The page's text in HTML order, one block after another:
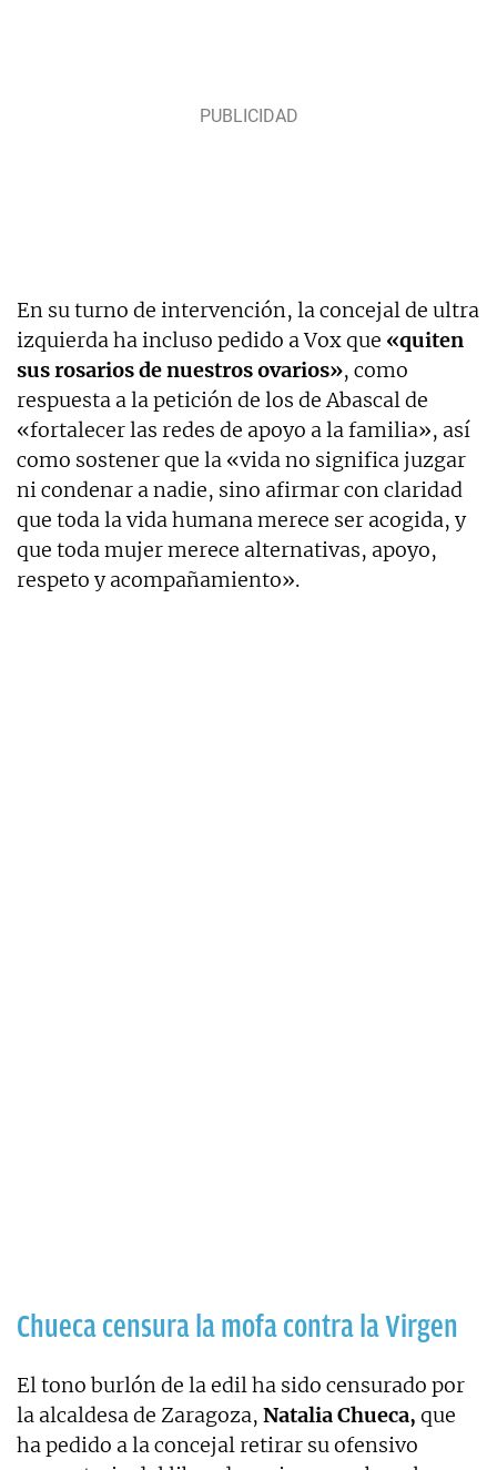
En su turno de intervención, la concejal de ultra
izquierda ha incluso pedido a Vox que «quiten
sus rosarios de nuestros ovarios», como
respuesta a la petición de los de Abascal de
«fortalecer las redes de apoyo a la familia», así
como sostener que la «vida no significa juzgar
ni condenar a nadie, sino afirmar con claridad
que toda la vida humana merece ser acogida, y
que toda mujer merece alternativas, apoyo,
respeto y acompañamiento».
Chueca censura la mofa contra la Virgen
El tono burlón de la edil ha sido censurado por
la alcaldesa de Zaragoza, Natalia Chueca, que
ha pedido a la concejal retirar su ofensivo